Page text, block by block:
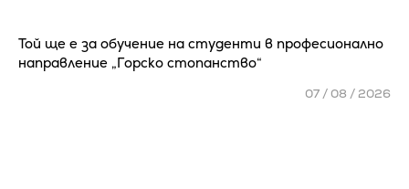
Той ще е за обучение на студенти в професионално
направление „Горско стопанство“
07 / 08 / 2026